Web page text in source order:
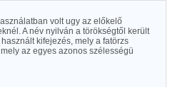
volt ugy az előkelő
A név nyilván a törökségtől került
kifejezés, mely a fatörzs
az egyes azonos szélességü